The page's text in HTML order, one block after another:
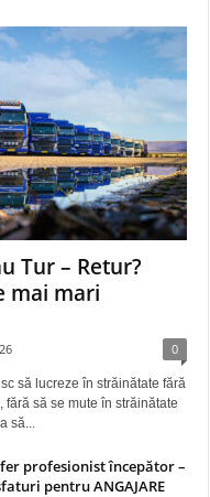
Tur – Retur?
mai mari
0
să lucreze în străinătate fără
să se mute în străinătate
să...
profesionist începător –
pentru ANGAJARE